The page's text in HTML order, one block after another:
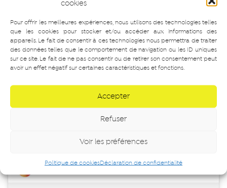
cookies
Pour offrir les meilleures expériences, nous utilisons des technologies telles
que les cookies pour stocker et/ou accéder aux informations des
appareils. Le fait de consentir à ces technologies nous permettra de traiter
des données telles que le comportement de navigation ou les ID uniques
sur ce site. Le fait de ne pas consentir ou de retirer son consentement peut
avoir un effet négatif sur certaines caractéristiques et fonctions.
Accepter
Refuser
Voir les préférences
Politique de cookiesDéclaration de confidentialité
il développe une poésie à la fois onirique et sociale, où la
fantaisie et l’imaginaire ont toujours la part belle.
À l’occasion de l’exposition NUL SOLEIL. MAIS LE FEU
d’Alain Willaume, Stimultania invite à nouveau le poète
Andrea Thominot à mener un atelier d’écriture. Le temps
sera rythmé d’exercices d’écritures, de partages et de
lectures, ainsi que d’une visite commentée par notre